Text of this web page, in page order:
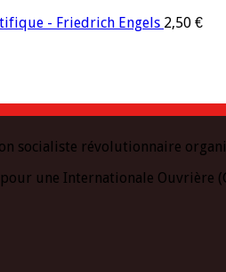
- Friedrich Engels 2,50 €
socialiste révolutionnaire
une Internationale Ouvrière